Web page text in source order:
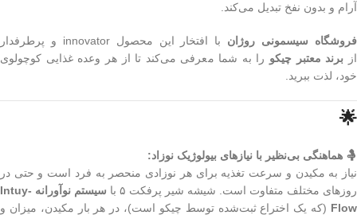
آرام و بدون نفخ تبدیل می‌کند.
فروشگاه سیسمونی روژان
با افتخار این محصول innovator و پرطرفدار
از برند معتبر چیکو را به شما معرفی می‌کند تا از هر وعده غذایی کوچولوی
خود، لذت ببرید.
🌟
🤱 هماهنگی بی‌نظیر با نیازهای بیولوژیک نوزاد:
نیاز به مکیدن و سرعت تغذیه برای هر نوزادی منحصر به فرد است و حتی در
روزهای مختلف متفاوت است. شیشه شیر پرفکت ۵ با
سیستم نوآورانه Intuy-
Flow (که یک اختراع ثبت‌شده توسط چیکو است)، در هر بار مکیدن، میزان و